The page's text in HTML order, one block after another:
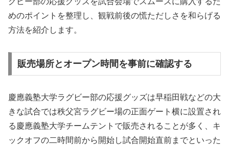
めのポイントを整理し、観戦前後の慌ただしさを和らげる
方法を紹介します。
販売場所とオープン時間を事前に確認する
慶應義塾大学ラグビー部の応援グッズは早稲田戦などの大
きな試合では秩父宮ラグビー場の正面ゲート横に設置され
る慶應義塾大学チームテントで販売されることが多く、キ
ックオフの二時間前から開始し試合開始直前までといった